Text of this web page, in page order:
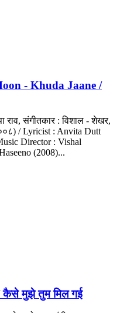
- Khuda Jaane /
राव, संगीतकार : विशाल - शेखर,
/ Lyricist : Anvita Dutt
Director : Vishal
(2008)...
मुझे तुम मिल गई